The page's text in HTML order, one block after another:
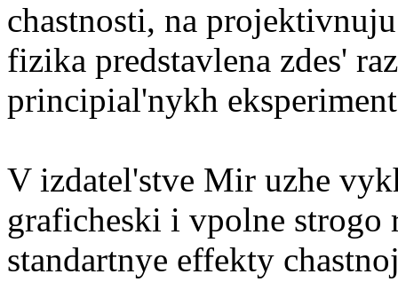
chastnosti, na
fizika predstavlena zdes'
principial'nykh
V izdatel'stve Mir uzhe
graficheski i vpolne strogo
standartnye effekty